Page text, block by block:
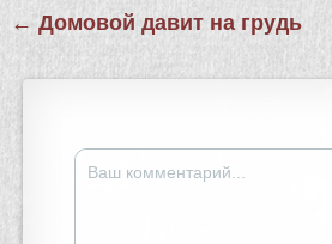
Навигация
по
записям
← Домовой давит на грудь